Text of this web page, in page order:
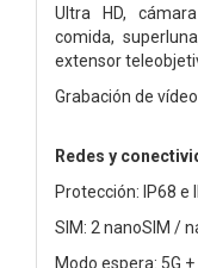
Ultra HD,
comida,
extensor
Grabación de
Redes y
Protección: IP68 e
SIM: 2 nanoSIM /
Modo espera: 5G +